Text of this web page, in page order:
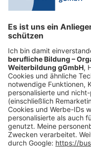
Fr.:
09:00-14:00 Uhr
shop@dihk-bildung.shop
Vertrag widerrufen
Zahlungsarten